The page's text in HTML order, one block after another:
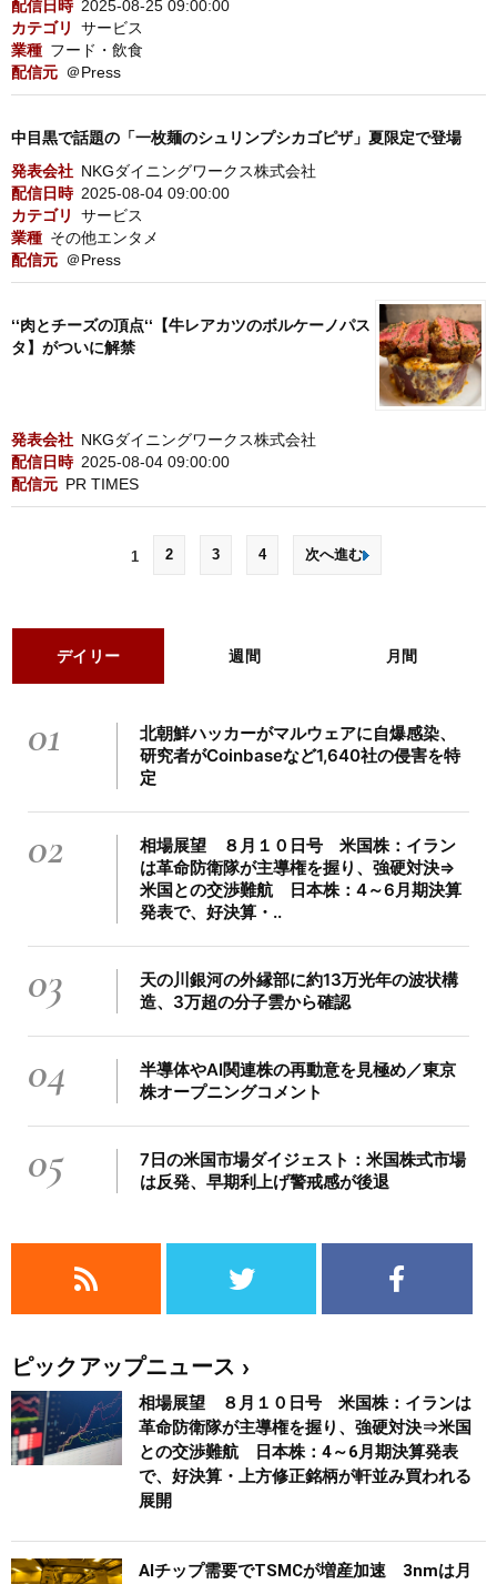
配信日時 2025-08-25 09:00:00
カテゴリ
サービス
業種 フード・飲食
配信元 ＠Press
中目黒で話題の「一枚麺のシュリンプシカゴピザ」夏限定で登場
発表会社 NKGダイニングワークス株式会社
配信日時 2025-08-04 09:00:00
カテゴリ
サービス
業種 その他エンタメ
配信元 ＠Press
‘‘肉とチーズの頂点‘‘【牛レアカツのボルケーノパス
タ】がついに解禁
発表会社 NKGダイニングワークス株式会社
配信日時 2025-08-04 09:00:00
配信元 PR TIMES
1 2 3 4 次へ進む
デイリー 週間 月間
01
北朝鮮ハッカーがマルウェアに自爆感染、
研究者がCoinbaseなど1,640社の侵害を特
定
02
相場展望 ８月１０日号 米国株：イラン
は革命防衛隊が主導権を握り、強硬対決⇒
米国との交渉難航 日本株：4～6月期決算
発表で、好決算・..
03
天の川銀河の外縁部に約13万光年の波状構
造、3万超の分子雲から確認
04
半導体やAI関連株の再動意を見極め／東京
株オープニングコメント
05
7日の米国市場ダイジェスト：米国株式市場
は反発、早期利上げ警戒感が後退
ピックアップニュース
相場展望 ８月１０日号 米国株：イランは
革命防衛隊が主導権を握り、強硬対決⇒米国
との交渉難航 日本株：4～6月期決算発表
で、好決算・上方修正銘柄が軒並み買われる
展開
AIチップ需要でTSMCが増産加速 3nmは月